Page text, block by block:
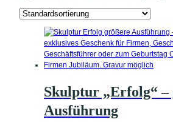
Skulptur „Erfolg“ –
Ausführung